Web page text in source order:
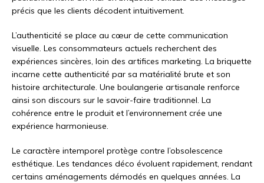
précis que les clients décodent intuitivement.
L’authenticité se place au cœur de cette communication
visuelle. Les consommateurs actuels recherchent des
expériences sincères, loin des artifices marketing. La briquette
incarne cette authenticité par sa matérialité brute et son
histoire architecturale. Une boulangerie artisanale renforce
ainsi son discours sur le savoir-faire traditionnel. La
cohérence entre le produit et l’environnement crée une
expérience harmonieuse.
Le caractère intemporel protège contre l’obsolescence
esthétique. Les tendances déco évoluent rapidement, rendant
certains aménagements démodés en quelques années. La